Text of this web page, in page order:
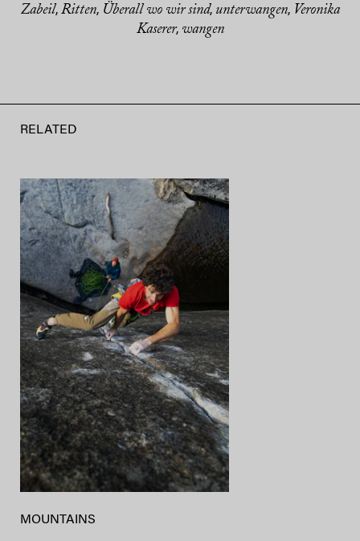
Zabeil, Ritten, Überall wo wir sind, unterwangen, Veronika
Kaserer, wangen
RELATED
MOUNTAINS